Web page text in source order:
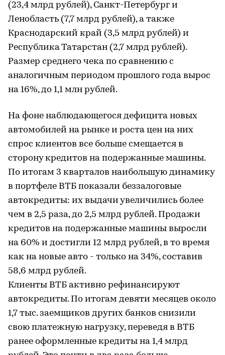
(23,4 млрд рублей), Санкт-Петербург и
Ленобласть (7,7 млрд рублей), а также
Краснодарский край (3,5 млрд рублей) и
Республика Татарстан (2,7 млрд рублей).
Размер среднего чека по сравнению с
аналогичным периодом прошлого года вырос
на 16%, до 1,1 млн рублей.
На фоне наблюдающегося дефицита новых
автомобилей на рынке и роста цен на них
спрос клиентов все больше смещается в
сторону кредитов на подержанные машины.
По итогам 3 кварталов наибольшую динамику
в портфеле ВТБ показали беззалоговые
автокредиты: их выдачи увеличились более
чем в 2,5 раза, до 2,5 млрд рублей. Продажи
кредитов на подержанные машины выросли
на 60% и достигли 12 млрд рублей, в то время
как на новые авто - только на 34%, составив
58,6 млрд рублей.
Клиенты ВТБ активно рефинансируют
автокредиты. По итогам девяти месяцев около
1,7 тыс. заемщиков других банков снизили
свою платежную нагрузку, переведя в ВТБ
ранее оформленные кредиты на 1,4 млрд